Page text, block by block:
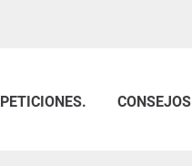
PETICIONES. CONSEJOS